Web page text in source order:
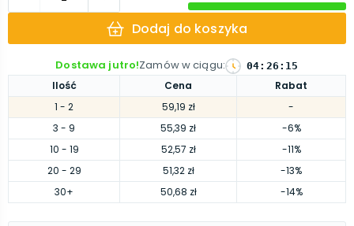
Ilość Cena
Rabat
1 - 2 59,19 zł
-
3 - 9 55,39 zł
-6%
10 - 19 52,57 zł
-11%
20 - 29 51,32 zł
-13%
30+ 50,68 zł -14%
Dodaj do koszyka
Dostawa jutro!Zamów w ciągu: 04: 26 : 14